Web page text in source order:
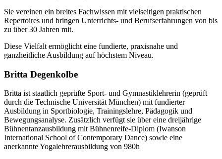
Sie vereinen ein breites Fachwissen mit vielseitigen praktischen
Repertoires und bringen Unterrichts- und Berufserfahrungen von bis
zu über 30 Jahren mit.
Diese Vielfalt ermöglicht eine fundierte, praxisnahe und
ganzheitliche Ausbildung auf höchstem Niveau.
Britta Degenkolbe
Britta ist staatlich geprüfte Sport- und Gymnastiklehrerin (geprüft
durch die Technische Universität München) mit fundierter
Ausbildung in Sportbiologie, Trainingslehre, Pädagogik und
Bewegungsanalyse. Zusätzlich verfügt sie über eine dreijährige
Bühnentanzausbildung mit Bühnenreife-Diplom (Iwanson
International School of Contemporary Dance) sowie eine
anerkannte Yogalehrerausbildung von 980h